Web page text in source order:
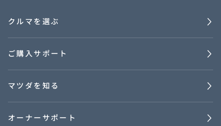
クルマを選ぶ
ご購入サポート
マツダを知る
オーナーサポート